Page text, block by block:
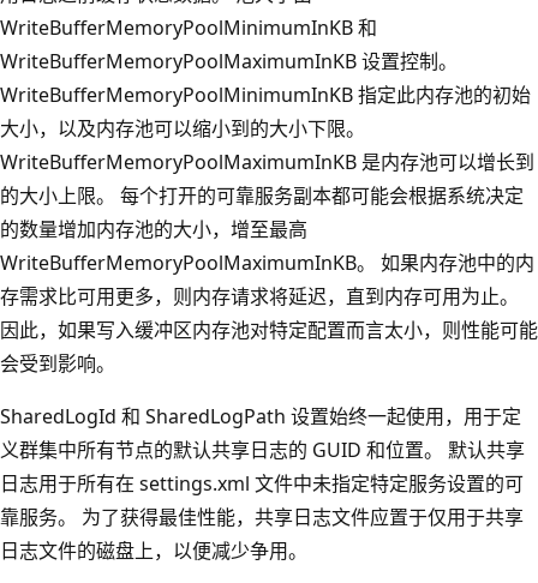
WriteBufferMemoryPoolMinimumInKB 和
WriteBufferMemoryPoolMaximumInKB 设置控制。
WriteBufferMemoryPoolMinimumInKB 指定此内存池的初始
大小，以及内存池可以缩小到的大小下限。
WriteBufferMemoryPoolMaximumInKB 是内存池可以增长到
的大小上限。 每个打开的可靠服务副本都可能会根据系统决定
的数量增加内存池的大小，增至最高
WriteBufferMemoryPoolMaximumInKB。 如果内存池中的内
存需求比可用更多，则内存请求将延迟，直到内存可用为止。
因此，如果写入缓冲区内存池对特定配置而言太小，则性能可能
会受到影响。
SharedLogId 和 SharedLogPath 设置始终一起使用，用于定
义群集中所有节点的默认共享日志的 GUID 和位置。 默认共享
日志用于所有在 settings.xml 文件中未指定特定服务设置的可
靠服务。 为了获得最佳性能，共享日志文件应置于仅用于共享
日志文件的磁盘上，以便减少争用。